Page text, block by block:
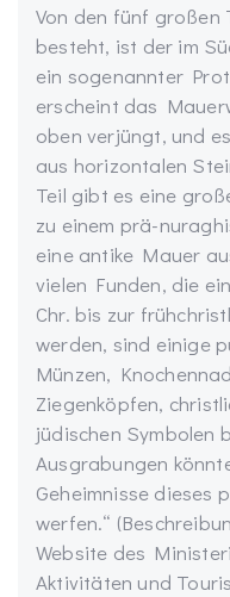
Von den fünf großen
besteht, ist der im
ein sogenannter
erscheint das
oben verjüngt, und
aus horizontalen
Teil gibt es eine
zu einem prä-
eine antike Mauer
vielen Funden, die
Chr. bis zur
werden, sind einige
Münzen,
Ziegenköpfen,
jüdischen Symbolen
Ausgrabungen
Geheimnisse dieses
werfen.“
Website des
Aktivitäten und